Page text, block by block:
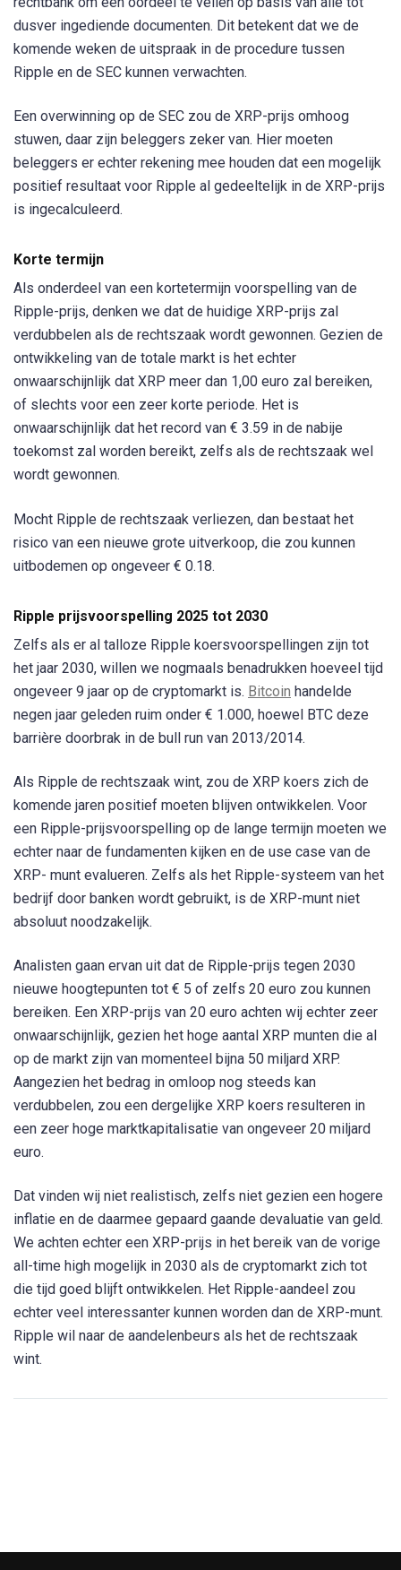
dusver ingediende documenten. Dit betekent dat we de
komende weken de uitspraak in de procedure tussen
Ripple en de SEC kunnen verwachten.
Een overwinning op de SEC zou de XRP-prijs omhoog
stuwen, daar zijn beleggers zeker van. Hier moeten
beleggers er echter rekening mee houden dat een mogelijk
positief resultaat voor Ripple al gedeeltelijk in de XRP-prijs
is ingecalculeerd.
Korte termijn
Als onderdeel van een kortetermijn voorspelling van de
Ripple-prijs, denken we dat de huidige XRP-prijs zal
verdubbelen als de rechtszaak wordt gewonnen. Gezien de
ontwikkeling van de totale markt is het echter
onwaarschijnlijk dat XRP meer dan 1,00 euro zal bereiken,
of slechts voor een zeer korte periode. Het is
onwaarschijnlijk dat het record van € 3.59 in de nabije
toekomst zal worden bereikt, zelfs als de rechtszaak wel
wordt gewonnen.
Mocht Ripple de rechtszaak verliezen, dan bestaat het
risico van een nieuwe grote uitverkoop, die zou kunnen
uitbodemen op ongeveer € 0.18.
Ripple prijsvoorspelling 2025 tot 2030
Zelfs als er al talloze Ripple koersvoorspellingen zijn tot
het jaar 2030, willen we nogmaals benadrukken hoeveel tijd
ongeveer 9 jaar op de cryptomarkt is. Bitcoin handelde
negen jaar geleden ruim onder € 1.000, hoewel BTC deze
barrière doorbrak in de bull run van 2013/2014.
Als Ripple de rechtszaak wint, zou de XRP koers zich de
komende jaren positief moeten blijven ontwikkelen. Voor
een Ripple-prijsvoorspelling op de lange termijn moeten we
echter naar de fundamenten kijken en de use case van de
XRP- munt evalueren. Zelfs als het Ripple-systeem van het
bedrijf door banken wordt gebruikt, is de XRP-munt niet
absoluut noodzakelijk.
Analisten gaan ervan uit dat de Ripple-prijs tegen 2030
nieuwe hoogtepunten tot € 5 of zelfs 20 euro zou kunnen
bereiken. Een XRP-prijs van 20 euro achten wij echter zeer
onwaarschijnlijk, gezien het hoge aantal XRP munten die al
op de markt zijn van momenteel bijna 50 miljard XRP.
Aangezien het bedrag in omloop nog steeds kan
verdubbelen, zou een dergelijke XRP koers resulteren in
een zeer hoge marktkapitalisatie van ongeveer 20 miljard
euro.
Dat vinden wij niet realistisch, zelfs niet gezien een hogere
inflatie en de daarmee gepaard gaande devaluatie van geld.
We achten echter een XRP-prijs in het bereik van de vorige
all-time high mogelijk in 2030 als de cryptomarkt zich tot
die tijd goed blijft ontwikkelen. Het Ripple-aandeel zou
echter veel interessanter kunnen worden dan de XRP-munt.
Ripple wil naar de aandelenbeurs als het de rechtszaak
wint.